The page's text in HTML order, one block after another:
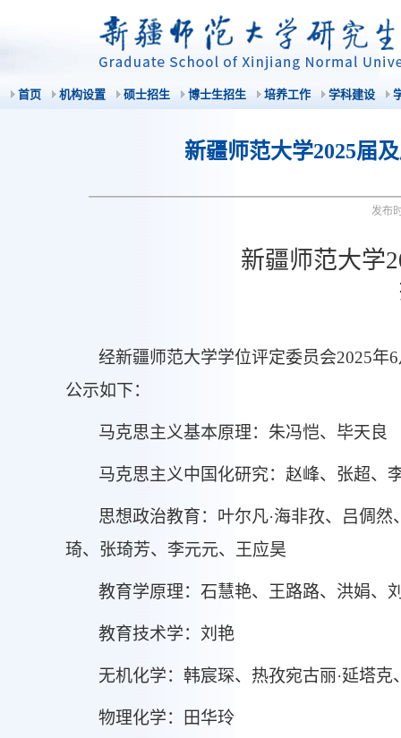
首页 机构设置 硕士招生 博士生招生 培养工作 学科建设
新疆师范大学2025届
发布
新疆师范大学
经新疆师范大学学位评定委员会2025年6
公示如下：
马克思主义基本原理： 朱冯恺、 毕天良
马克思主义中国化研究：赵峰、张超、
思想政治教育： 叶尔凡·海非孜、 吕倜然
琦、 张琦芳、 李元元、 王应昊
教育学原理： 石慧艳、 王路路、 洪娟、
教育技术学：刘艳
无机化学：韩宸琛、热孜宛古丽·延塔克
物理化学：田华玲